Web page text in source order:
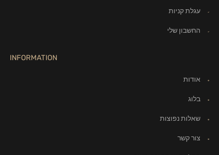
עגלת קניות
החשבון שלי
INFORMATION
אודות
בלוג
שאלות נפוצות
צור קשר